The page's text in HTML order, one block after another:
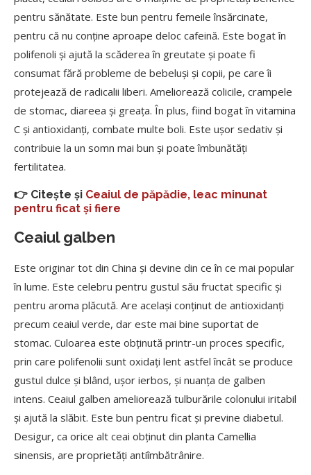
pentru sănătate. Este bun pentru femeile însărcinate,
pentru că nu conține aproape deloc cafeină. Este bogat în
polifenoli și ajută la scăderea în greutate și poate fi
consumat fără probleme de bebeluși și copii, pe care îi
protejează de radicalii liberi. Ameliorează colicile, crampele
de stomac, diareea și greața. În plus, fiind bogat în vitamina
C și antioxidanți, combate multe boli. Este ușor sedativ și
contribuie la un somn mai bun și poate îmbunătăți
fertilitatea.
👉 Citește și Ceaiul de păpădie, leac minunat
pentru ficat și fiere
Ceaiul galben
Este originar tot din China și devine din ce în ce mai popular
în lume. Este celebru pentru gustul său fructat specific și
pentru aroma plăcută. Are același conținut de antioxidanți
precum ceaiul verde, dar este mai bine suportat de
stomac. Culoarea este obținută printr-un proces specific,
prin care polifenolii sunt oxidați lent astfel încât se produce
gustul dulce și blând, ușor ierbos, și nuanța de galben
intens. Ceaiul galben ameliorează tulburările colonului iritabil
și ajută la slăbit. Este bun pentru ficat și previne diabetul.
Desigur, ca orice alt ceai obținut din planta Camellia
sinensis, are proprietăți antiîmbătrânire.